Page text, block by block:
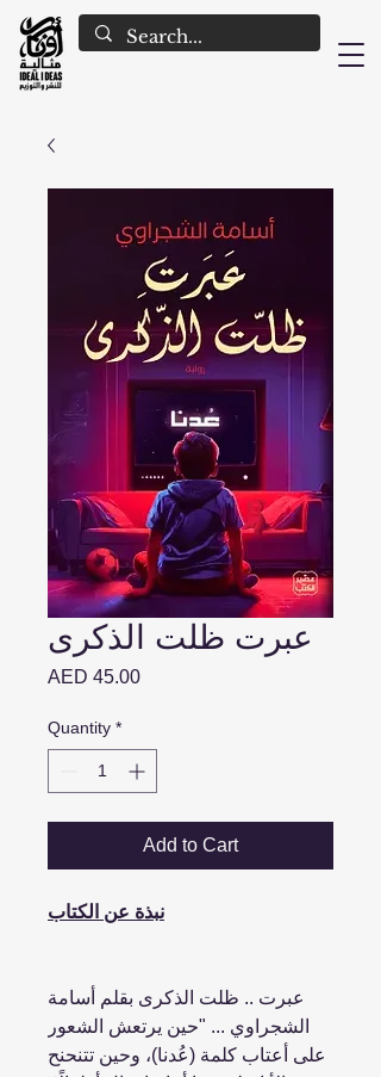
عبرت ظلت الذكرى
AED 45.00Price
Quantity *
Add to Cart
نبذة عن الكتاب
عبرت .. ظلت الذكرى بقلم أسامة
الشجراوي ... "حين يرتعش الشعور
على أعتاب كلمة (عُدنا)، وحين تتنحنح